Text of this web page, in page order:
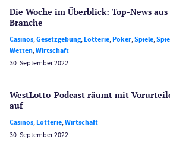
Die Woche im Überblick: Top-News
Branche
Casinos,Gesetzgebung,Lotterie,Poker,Spiele,
Wetten,Wirtschaft
30. September 2022
WestLotto-Podcast räumt mit
auf
Casinos,Lotterie,Wirtschaft
30. September 2022